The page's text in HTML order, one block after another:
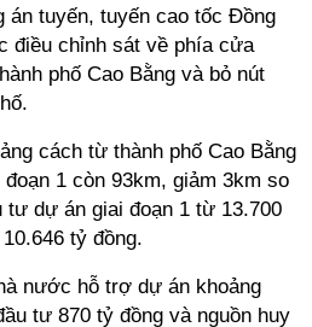
án tuyến, tuyến cao tốc Đồng
điều chỉnh sát về phía cửa
phố Cao Bằng và bỏ nút
cách từ thành phố Cao Bằng
1 còn 93km, giảm 3km so
dự án giai đoạn 1 từ 13.700
tỷ đồng.
nước hỗ trợ dự án khoảng
tư 870 tỷ đồng và nguồn huy